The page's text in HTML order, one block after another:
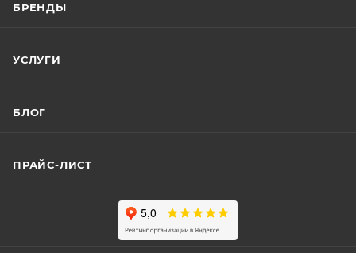
БРЕНДЫ
УСЛУГИ
БЛОГ
ПРАЙС-ЛИСТ